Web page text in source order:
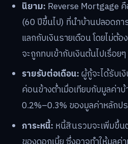
นิยาม: Reverse Mortgage
(60 ปีขึ้นไป) ที่นำบ้านปลอดภา
แลกกับเงินรายเดือน โดยไม่ต้
จะถูกทบเข้ากับเงินต้นไปเรื่อยๆ
รายรับต่อเดือน:ผู้กู้จะได้รับเ
ค่อนข้างต่ำเมื่อเทียบกับมูลค่า
0.2%–0.3% ของมูลค่าหลักป
ภาระหนี้: หนี้สินรวมจะเพิ่มขึ้น